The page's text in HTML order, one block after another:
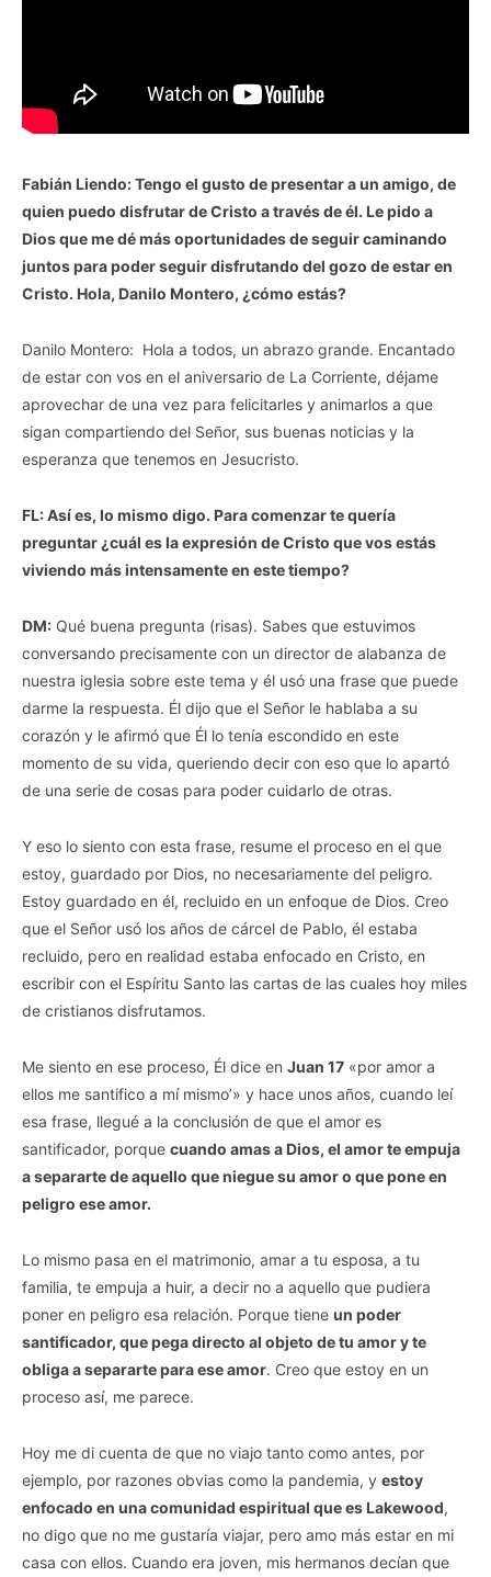
Fabián Liendo: Tengo el gusto de presentar a un amigo, de
quien puedo disfrutar de Cristo a través de él. Le pido a
Dios que me dé más oportunidades de seguir caminando
juntos para poder seguir disfrutando del gozo de estar en
Cristo. Hola, Danilo Montero, ¿cómo estás?
Danilo Montero: Hola a todos, un abrazo grande. Encantado
de estar con vos en el aniversario de La Corriente, déjame
aprovechar de una vez para felicitarles y animarlos a que
sigan compartiendo del Señor, sus buenas noticias y la
esperanza que tenemos en Jesucristo.
FL: Así es, lo mismo digo. Para comenzar te quería
preguntar ¿cuál es la expresión de Cristo que vos estás
viviendo más intensamente en este tiempo?
DM: Qué buena pregunta (risas). Sabes que estuvimos
conversando precisamente con un director de alabanza de
nuestra iglesia sobre este tema y él usó una frase que puede
darme la respuesta. Él dijo que el Señor le hablaba a su
corazón y le afirmó que Él lo tenía escondido en este
momento de su vida, queriendo decir con eso que lo apartó
de una serie de cosas para poder cuidarlo de otras.
Y eso lo siento con esta frase, resume el proceso en el que
estoy, guardado por Dios, no necesariamente del peligro.
Estoy guardado en él, recluido en un enfoque de Dios. Creo
que el Señor usó los años de cárcel de Pablo, él estaba
recluido, pero en realidad estaba enfocado en Cristo, en
escribir con el Espíritu Santo las cartas de las cuales hoy miles
de cristianos disfrutamos.
Me siento en ese proceso, Él dice en Juan 17 «por amor a
ellos me santifico a mí mismo’» y hace unos años, cuando leí
esa frase, llegué a la conclusión de que el amor es
santificador, porque cuando amas a Dios, el amor te empuja
a separarte de aquello que niegue su amor o que pone en
peligro ese amor.
Lo mismo pasa en el matrimonio, amar a tu esposa, a tu
familia, te empuja a huir, a decir no a aquello que pudiera
poner en peligro esa relación. Porque tiene un poder
santificador, que pega directo al objeto de tu amor y te
obliga a separarte para ese amor. Creo que estoy en un
proceso así, me parece.
Hoy me di cuenta de que no viajo tanto como antes, por
ejemplo, por razones obvias como la pandemia, y estoy
enfocado en una comunidad espiritual que es Lakewood,
no digo que no me gustaría viajar, pero amo más estar en mi
casa con ellos. Cuando era joven, mis hermanos decían que